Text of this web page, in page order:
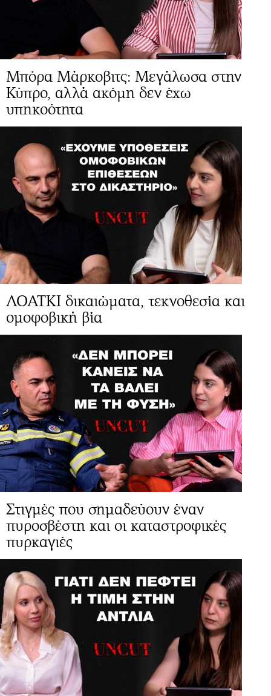
Μπόρα Μάρκοβιτς: Μεγάλωσα στην
Κύπρο, αλλά ακόμη δεν έχω
υπηκοότητα
ΛΟΑΤΚΙ δικαιώματα, τεκνοθεσία και
ομοφοβική βία
Στιγμές που σημαδεύουν έναν
πυροσβέστη και οι καταστροφικές
πυρκαγιές